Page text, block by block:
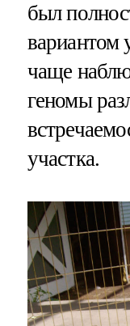
был
вариантом
чаще
геномы
участка.